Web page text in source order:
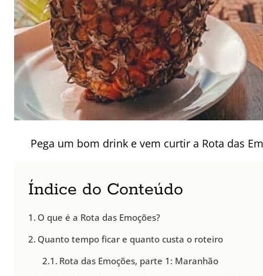
Pega um bom drink e vem curtir a Rota das
Índice do Conteúdo
O que é a Rota das Emoções?
Quanto tempo ficar e quanto custa o roteiro
Rota das Emoções, parte 1: Maranhão